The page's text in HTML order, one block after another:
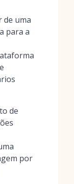
de uma
para a
de
por